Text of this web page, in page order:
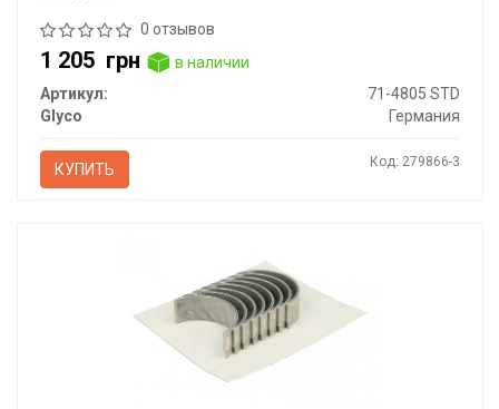
0 отзывов
1 205 грн
в наличии
Артикул:
71-4805 STD
Glyco
Германия
КУПИТЬ Код: 279866-3